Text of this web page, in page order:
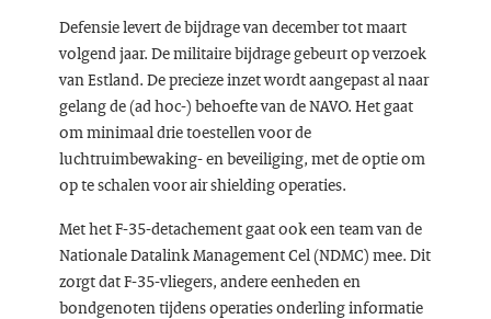
Defensie levert de bijdrage van december tot maart
volgend jaar. De militaire bijdrage gebeurt op verzoek
van Estland. De precieze inzet wordt aangepast al naar
gelang de (ad hoc-) behoefte van de NAVO. Het gaat
om minimaal drie toestellen voor de
luchtruimbewaking- en beveiliging, met de optie om
op te schalen voor air shielding operaties.
Met het F-35-detachement gaat ook een team van de
Nationale Datalink Management Cel (NDMC) mee. Dit
zorgt dat F-35-vliegers, andere eenheden en
bondgenoten tijdens operaties onderling informatie